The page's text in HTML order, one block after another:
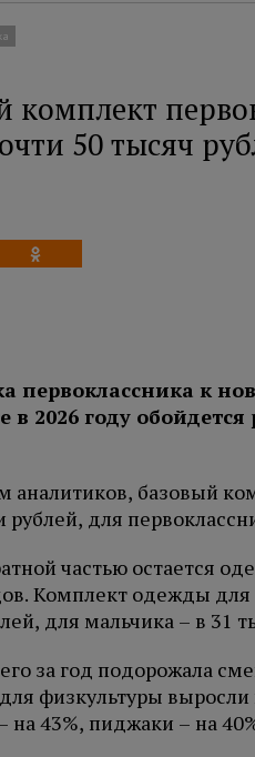
комплект
50 тысяч
первоклассника к
в 2026 году
аналитиков, базовый
рублей, для
частью остается
Комплект одежды
для мальчика – в 31
за год подорожала
физкультуры
на 43%, пиджаки – на